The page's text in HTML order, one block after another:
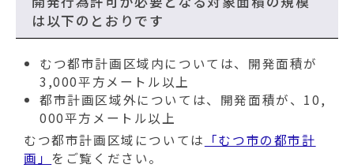
は以下のとおりです
むつ都市計画区域内については、開発面積が
3,000平方メートル以上
都市計画区域外については、開発面積が、10,
000平方メートル以上
むつ都市計画区域については 「むつ市の都市計
画」 をご覧ください。